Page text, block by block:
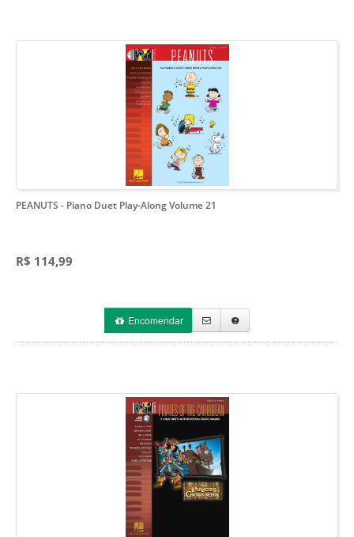
PEANUTS - Piano Duet Play-Along Volume 21
R$ 114,99
Encomendar